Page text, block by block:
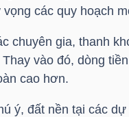
vọng các quy hoạch
chuyên gia, thanh
vào đó, dòng
cao hơn.
ý, đất nền tại các